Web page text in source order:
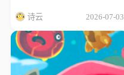
诗云 2026-07-03